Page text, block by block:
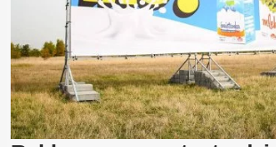
z